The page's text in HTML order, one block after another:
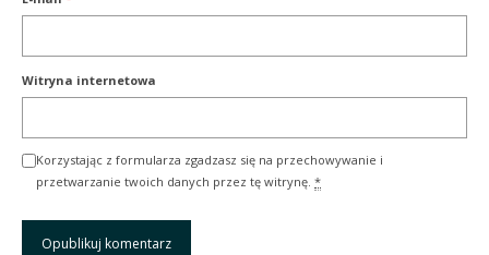
Witryna internetowa
Korzystając z formularza zgadzasz się na przechowywanie i
przetwarzanie twoich danych przez tę witrynę. *